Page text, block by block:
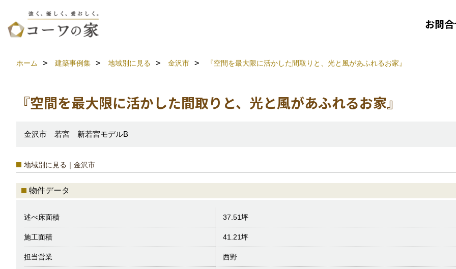
お問
ホーム 建築事例集 地域別に見る 金沢市 『空間を最大限に活かした間取りと、光と風があふれるお家』
『空間を最大限に活かした間取りと、光と風があふれるお家』
金沢市 若宮 新若宮モデルB
地域別に見る｜金沢市
物件データ
述べ床面積 37.51坪
施工面積 41.21坪
担当営業 西野